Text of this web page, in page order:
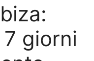
giorni